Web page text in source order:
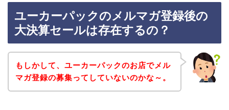
ユーカーパックのメルマガ登録後の
大決算セールは存在するの？
もしかして、ユーカーパックのお店でメル
マガ登録の募集ってしていないのかな～。